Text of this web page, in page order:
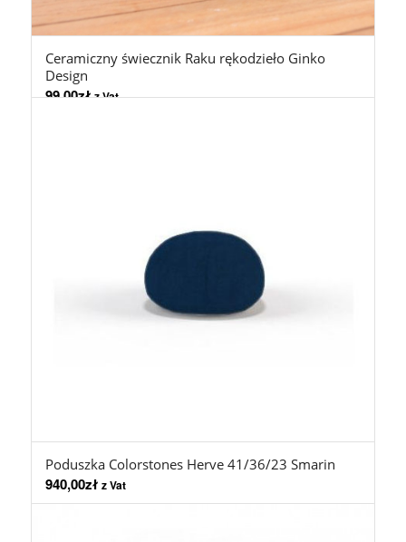
Ceramiczny świecznik Raku rękodzieło Ginko
Design
99,00zł z Vat
Poduszka Colorstones Herve 41/36/23 Smarin
940,00zł z Vat